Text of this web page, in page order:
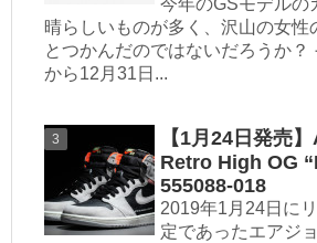
今年のGSモデルの
晴らしいものが多く、沢山の女性
とつかんだのではないだろうか？
から12月31日...
【1月24日発売
Retro High OG
555088-018
2019年1月24日に
定であったエアジ